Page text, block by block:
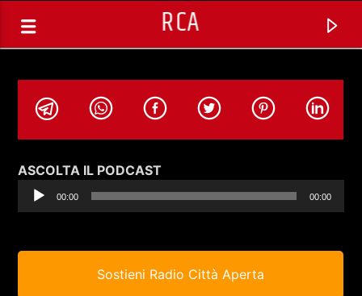
RCA
ASCOLTA IL PODCAST
Player
00:00 00:00
Sostieni Radio Città Aperta